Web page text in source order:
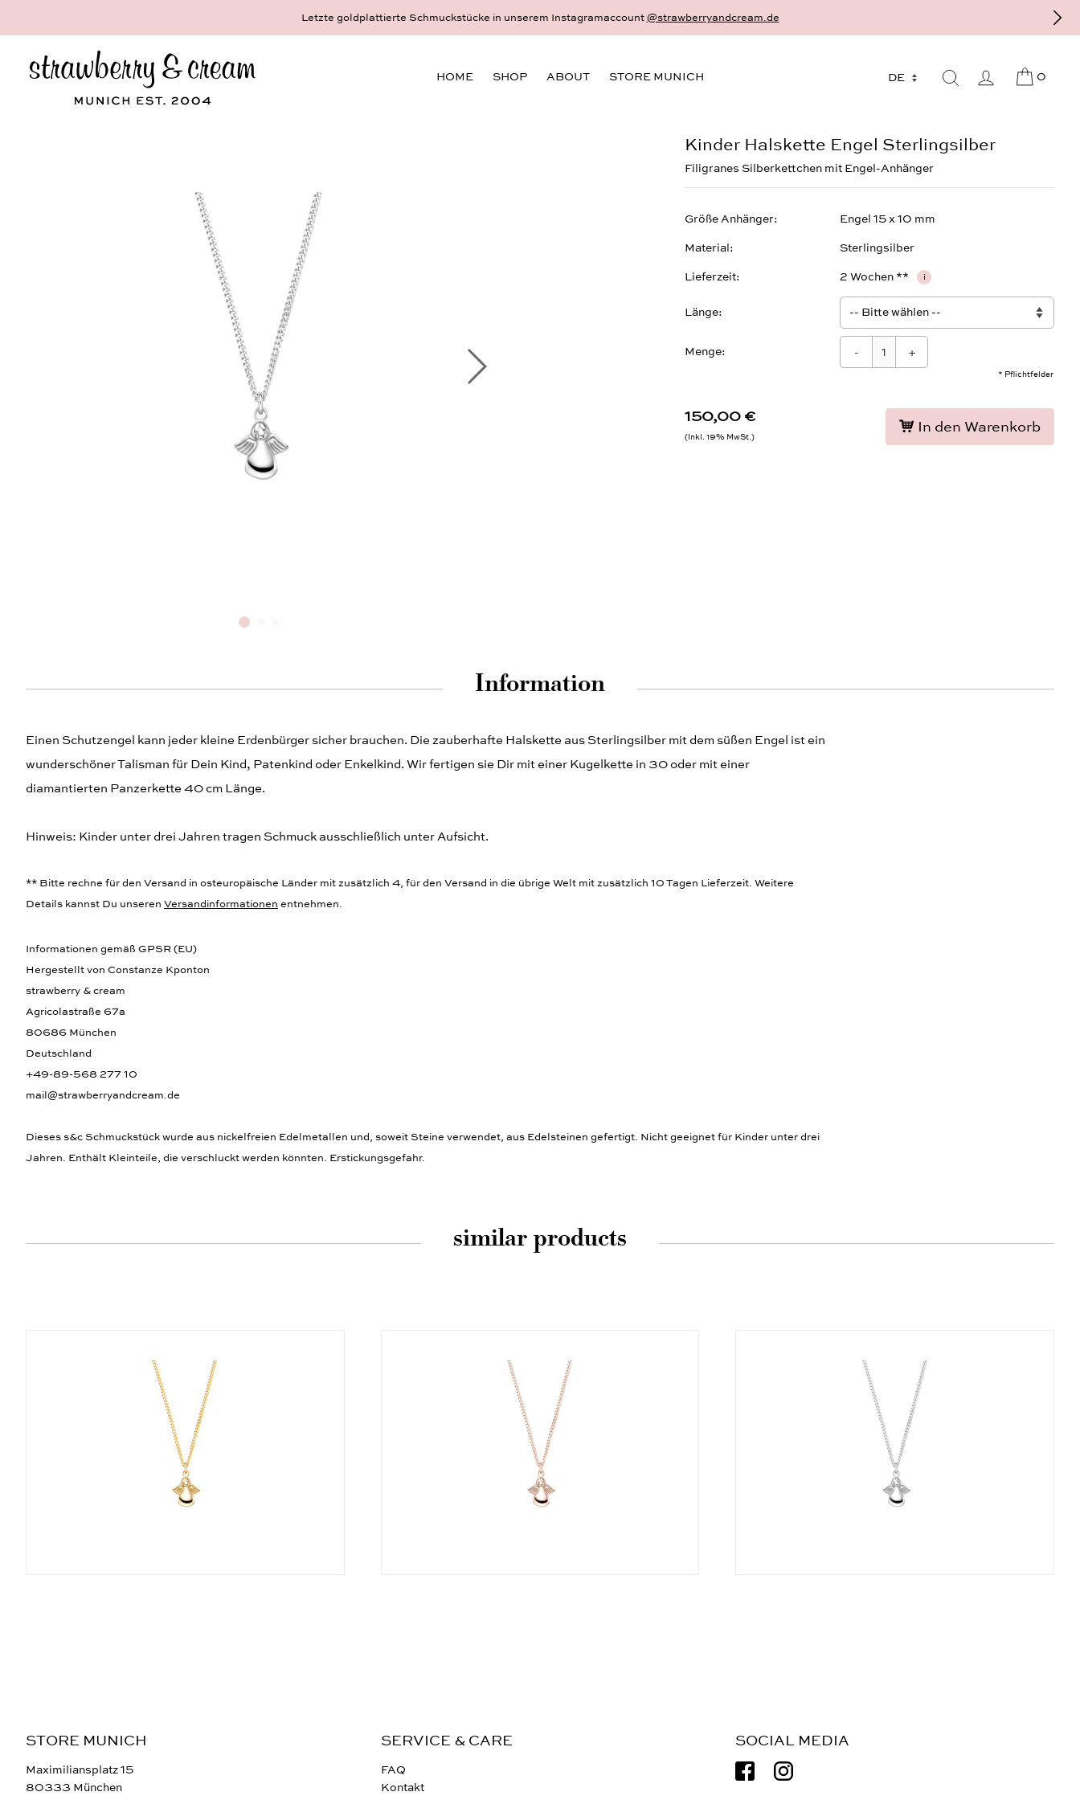
goldplattierte Schmuckstücke in unserem Instagramaccount@strawberryandcream.deDein schönster und persönlichster Schmuck - 18 Karat Gold und Sterlingsilber - gefertigt als Einzelstück auf Bestellung,
HOME SHOP ABOUT STORE MUNICH 0
Kinder Halskette Engel Sterlingsilber
Filigranes Silberkettchen mit Engel-Anhänger
150,00 €
Inkl. 19% MwSt.
Größe Anhänger Engel 15 x 10 mm
Material Sterlingsilber
Lieferzeit 2 Wochen ** i
Länge
* Pflichtfelder
Menge: - +
In den Warenkorb
Information
Einen Schutzengel kann jeder kleine Erdenbürger sicher brauchen. Die zauberhafte Halskette aus Sterlingsilber mit dem süßen Engel ist ein
wunderschöner Talisman für Dein Kind, Patenkind oder Enkelkind. Wir fertigen sie Dir mit einer Kugelkette in 30 oder mit einer
diamantierten Panzerkette 40 cm Länge.
Hinweis: Kinder unter drei Jahren tragen Schmuck ausschließlich unter Aufsicht.
** Bitte rechne für den Versand in osteuropäische Länder mit zusätzlich 4, für den Versand in die übrige Welt mit zusätzlich 10 Tagen Lieferzeit. Weitere
Details kannst Du unseren Versandinformationen entnehmen.
Informationen gemäß GPSR (EU)
Hergestellt von Constanze Kponton
strawberry & cream
Agricolastraße 67a
80686 München
Deutschland
+49-89-568 277 10
mail@strawberryandcream.de
Dieses s&c Schmuckstück wurde aus nickelfreien Edelmetallen und, soweit Steine verwendet, aus Edelsteinen gefertigt. Nicht geeignet für Kinder unter drei
Jahren. Enthält Kleinteile, die verschluckt werden könnten. Erstickungsgefahr.
similar products
STORE MUNICH
Maximiliansplatz 15
80333 München
SERVICE & CARE
FAQ
Kontakt
SOCIAL MEDIA